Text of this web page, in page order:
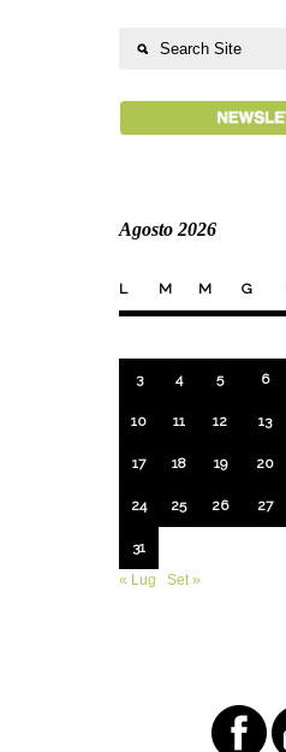
Agosto 2026
L M M G
3 4 5 6
10 11 12 13
17 18 19 20
24 25 26 27
31
« Lug
Set »